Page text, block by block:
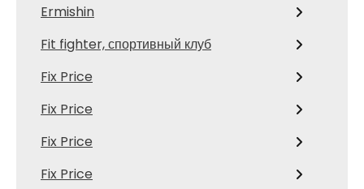
Ermishin
Fit fighter, спортивный клуб
Fix Price
Fix Price
Fix Price
Fix Price